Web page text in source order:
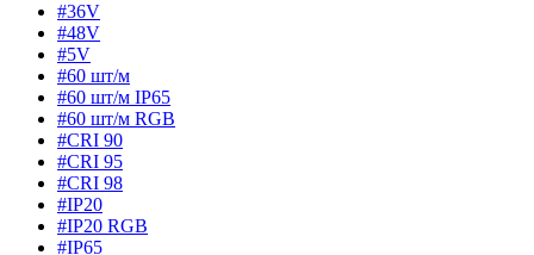
#36V
#48V
#5V
#60 шт/м
#60 шт/м IP65
#60 шт/м RGB
#CRI 90
#CRI 95
#CRI 98
#IP20
#IP20 RGB
#IP65